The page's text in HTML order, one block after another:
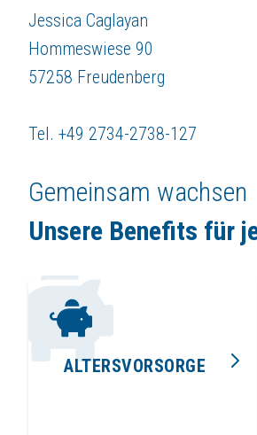
Jessica Caglayan
Hommeswiese 90
57258 Freudenberg
Tel. +49 2734-2738-127
Gemeinsam wachsen
Unsere Benefits für
ALTERSVORSORGE